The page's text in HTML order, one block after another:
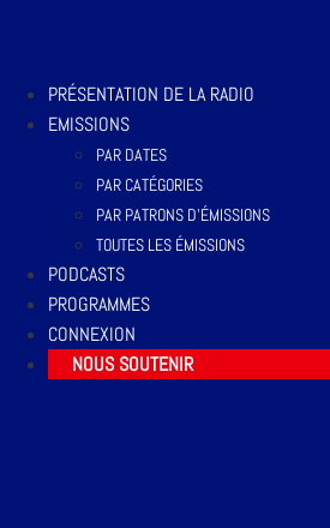
PRÉSENTATION DE LA RADIO
EMISSIONS
PAR DATES
PAR CATÉGORIES
PAR PATRONS D’ÉMISSIONS
TOUTES LES ÉMISSIONS
PODCASTS
PROGRAMMES
CONNEXION
NOUS SOUTENIR